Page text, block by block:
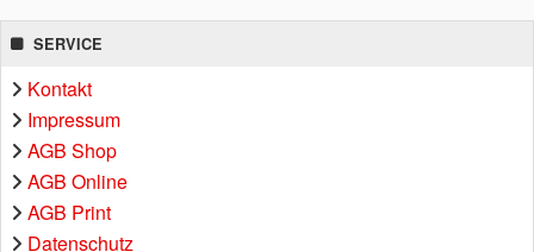
SERVICE
Kontakt
Impressum
AGB Shop
AGB Online
AGB Print
Datenschutz